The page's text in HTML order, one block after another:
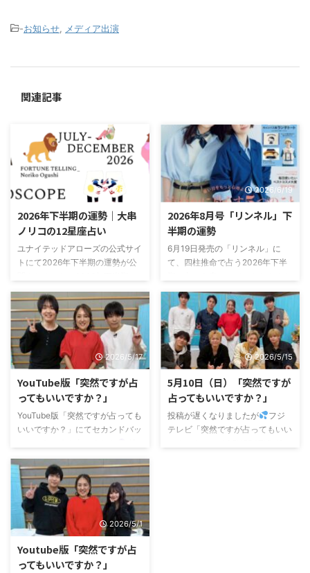
-お知らせ, メディア出演
関連記事
2026/6/19
2026年下半期の運勢｜大串
ノリコの12星座占い
ユナイテッドアローズの公式サイ
トにて2026年下半期の運勢が公
運勢 2026年下半期は、「選ぶこ
と」が大きなテーマになる半年間
ぜひ参考にしてくださいね！
2026/6/19
2026年8月号「リンネル」下
半期の運勢
6月19日発売の「リンネル」に
て、四柱推命で占う2026年下半
た。リンネル 2026年8月号 下半
期の占いは下記サイトでも見るこ
とができるので、よかったらチェ
ックしてみてくださいね。↓大串
ノリコさんの四柱推命占い
2026/5/17
YouTube版「突然ですが占
ってもいいですか？」
YouTube版「突然ですが占っても
いいですか？」にてセカンドバッ
らの親世代の私は肘打ち界隈とい
うのをはじめて知ったのだけ
ど、、、 二人ともまさに今どき
の感じで、話を聞いててすごく面
白かったです
最後は私も肘打
ち頑張りました
是非見てみ
2026/5/15
5月10日（日）「突然ですが
占ってもいいですか？」
投稿が遅くなりましたが
フジ
テレビ「突然ですが占ってもいい
2026/5/1
Youtube版「突然ですが占
ってもいいですか？」